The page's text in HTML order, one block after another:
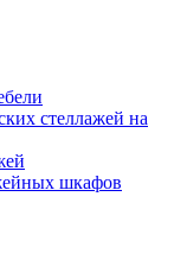
стеллажей на
шкафов